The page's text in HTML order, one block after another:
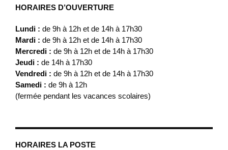
HORAIRES D’OUVERTURE
Lundi : de 9h à 12h et de 14h à 17h30
Mardi : de 9h à 12h et de 14h à 17h30
Mercredi : de 9h à 12h et de 14h à 17h30
Jeudi : de 14h à 17h30
Vendredi : de 9h à 12h et de 14h à 17h30
Samedi : de 9h à 12h
(fermée pendant les vacances scolaires)
HORAIRES LA POSTE